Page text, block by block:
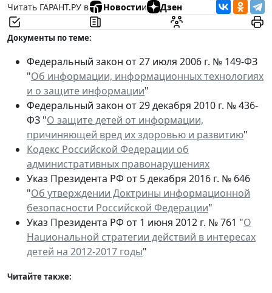
Читать ГАРАНТ.РУ в
Новостии Дзен
Документы по теме:
Федеральный закон от 27 июля 2006 г. № 149-ФЗ
"Об информации, информационных технологиях
и о защите информации"
Федеральный закон от 29 декабря 2010 г. № 436-
ФЗ "О защите детей от информации,
причиняющей вред их здоровью и развитию"
Кодекс Российской Федерации об
административных правонарушениях
Указ Президента РФ от 5 декабря 2016 г. № 646
"Об утверждении Доктрины информационной
безопасности Российской Федерации"
Указ Президента РФ от 1 июня 2012 г. № 761 "О
Национальной стратегии действий в интересах
детей на 2012-2017 годы"
Читайте также: